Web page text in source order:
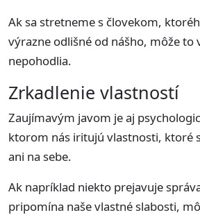
Ak sa stretneme s človekom,
výrazne odlišné od nášho, môže to
nepohodlia.
Zrkadlenie vlastností
Zaujímavým javom je aj
ktorom nás iritujú vlastnosti, ktoré
ani na sebe.
Ak napríklad niekto prejavuje
pripomína naše vlastné slabosti,